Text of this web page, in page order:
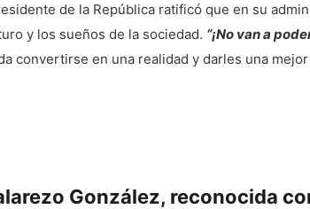
de la República ratificó que en su
y los sueños de la sociedad. “¡No van a
convertirse en una realidad y darles una
González, reconocida